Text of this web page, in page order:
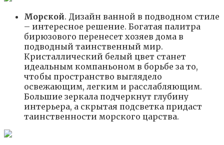
Морской. Дизайн ванной в подводном стиле
– интересное решение. Богатая палитра
бирюзового перенесет хозяев дома в
подводный таинственный мир.
Кристаллический белый цвет станет
идеальным компаньоном в борьбе за то,
чтобы пространство выглядело
освежающим, легким и расслабляющим.
Большие зеркала подчеркнут глубину
интерьера, а скрытая подсветка придаст
таинственности морского царства.